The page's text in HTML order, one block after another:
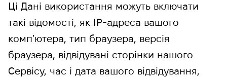
Ці Дані використання можуть включати
такі відомості, як IP-адреса вашого
компʼютера, тип браузера, версія
браузера, відвідувані сторінки нашого
Сервісу, час і дата вашого відвідування,